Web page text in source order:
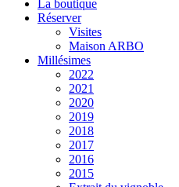
La boutique
Réserver
Visites
Maison ARBO
Millésimes
2022
2021
2020
2019
2018
2017
2016
2015